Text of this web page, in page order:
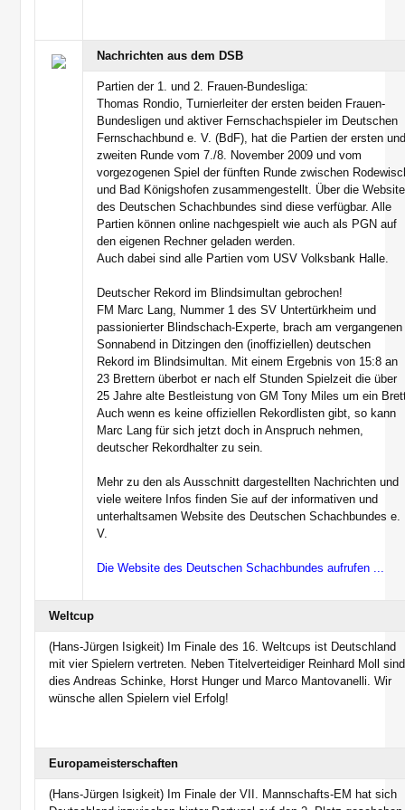
Nachrichten aus dem DSB
Partien der 1. und 2. Frauen-Bundesliga:
Thomas Rondio, Turnierleiter der ersten beiden Frauen-
Bundesligen und aktiver Fernschachspieler im Deutschen
Fernschachbund e. V. (BdF), hat die Partien der ersten
zweiten Runde vom 7./8. November 2009 und vom
vorgezogenen Spiel der fünften Runde zwischen
und Bad Königshofen zusammengestellt. Über die Website
des Deutschen Schachbundes sind diese verfügbar. Alle
Partien können online nachgespielt wie auch als PGN auf
den eigenen Rechner geladen werden.
Auch dabei sind alle Partien vom USV Volksbank Halle.
Deutscher Rekord im Blindsimultan gebrochen!
FM Marc Lang, Nummer 1 des SV Untertürkheim und
passionierter Blindschach-Experte, brach am vergangenen
Sonnabend in Ditzingen den (inoffiziellen) deutschen
Rekord im Blindsimultan. Mit einem Ergebnis von 15:8 an
23 Brettern überbot er nach elf Stunden Spielzeit die über
25 Jahre alte Bestleistung von GM Tony Miles um ein
Auch wenn es keine offiziellen Rekordlisten gibt, so kann
Marc Lang für sich jetzt doch in Anspruch nehmen,
deutscher Rekordhalter zu sein.
Mehr zu den als Ausschnitt dargestellten Nachrichten und
viele weitere Infos finden Sie auf der informativen und
unterhaltsamen Website des Deutschen Schachbundes e.
V.
Die Website des Deutschen Schachbundes aufrufen ...
Weltcup
(Hans-Jürgen Isigkeit) Im Finale des 16. Weltcups ist Deutschland
mit vier Spielern vertreten. Neben Titelverteidiger Reinhard Moll sind
dies Andreas Schinke, Horst Hunger und Marco Mantovanelli. Wir
wünsche allen Spielern viel Erfolg!
Europameisterschaften
(Hans-Jürgen Isigkeit) Im Finale der VII. Mannschafts-EM hat sich